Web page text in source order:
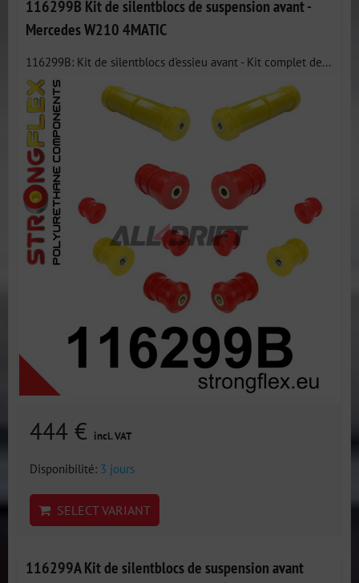
116299B Kit de silentblocs de suspension avant -
Mercedes W210 4MATIC
116299B: Kit de silentblocs d'essieu avant - Kit complet de...
444 € incl. VAT
Disponibilité: 3 jours
SELECT VARIANT
116299A Kit de silentblocs de suspension avant